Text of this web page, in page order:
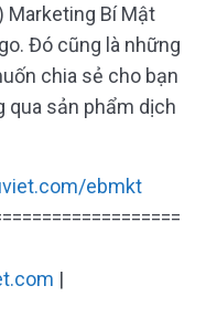
Marketing Bí Mật
Đó cũng là những
chia sẻ cho bạn
qua sản phẩm dịch
ebmkt
|